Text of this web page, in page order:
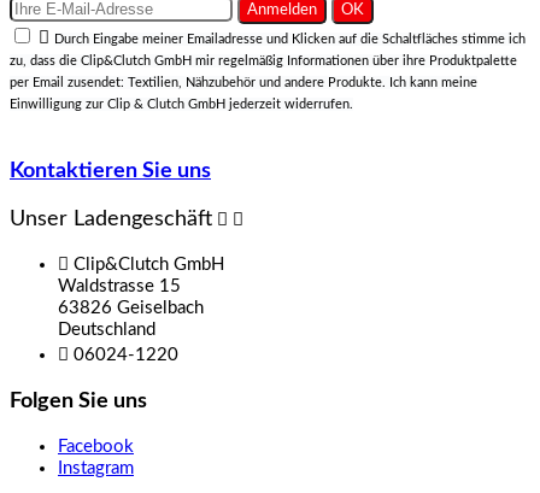

Durch Eingabe meiner Emailadresse und Klicken auf die Schaltfläches stimme ich
zu, dass die Clip&Clutch GmbH mir regelmäßig Informationen über ihre Produktpalette
per Email zusendet: Textilien, Nähzubehör und andere Produkte. Ich kann meine
Einwilligung zur Clip & Clutch GmbH jederzeit widerrufen.
Kontaktieren Sie uns
Unser Ladengeschäft  
 Clip&Clutch GmbH
Waldstrasse 15
63826 Geiselbach
Deutschland
 06024-1220
Folgen Sie uns
Facebook
Instagram